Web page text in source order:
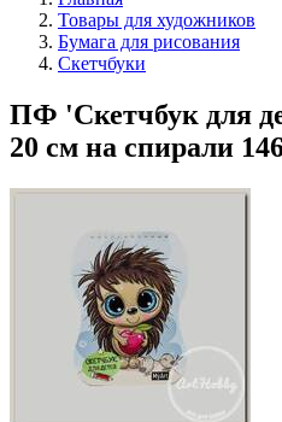
Товары для художников
Бумага для рисования
Скетчбуки
ПФ 'Скетчбук для
20 см на спирали